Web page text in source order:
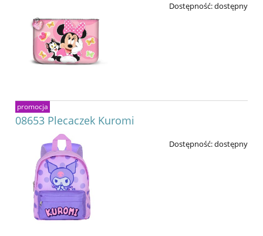
Dostępność:dostępny
08653 Plecaczek Kuromi
Dostępność:dostępny
promocja